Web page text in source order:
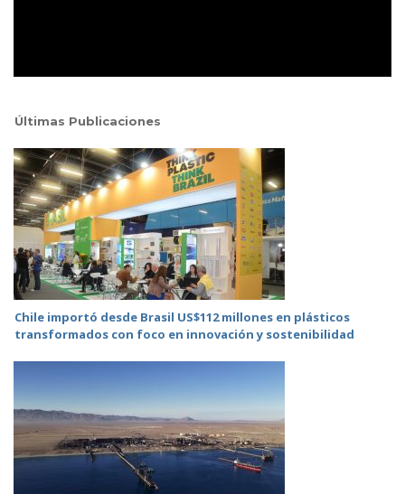
Últimas Publicaciones
Chile importó desde Brasil US$112 millones en plásticos
transformados con foco en innovación y sostenibilidad